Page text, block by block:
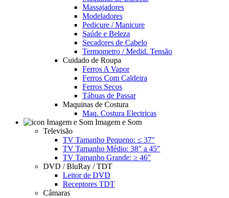
Massajadores
Modeladores
Pedicure / Manicure
Saúde e Beleza
Secadores de Cabelo
Termometro / Medid. Tensão
Cuidado de Roupa
Ferros A Vapor
Ferros Com Caldeira
Ferros Secos
Tábuas de Passar
Maquinas de Costura
Maq. Costura Electricas
Imagem e Som
Televisão
TV Tamanho Pequeno: ≤ 37"
TV Tamanho Médio: 38" a 45"
TV Tamanho Grande: ≥ 46"
DVD / BluRay / TDT
Leitor de DVD
Receptores TDT
Câmaras